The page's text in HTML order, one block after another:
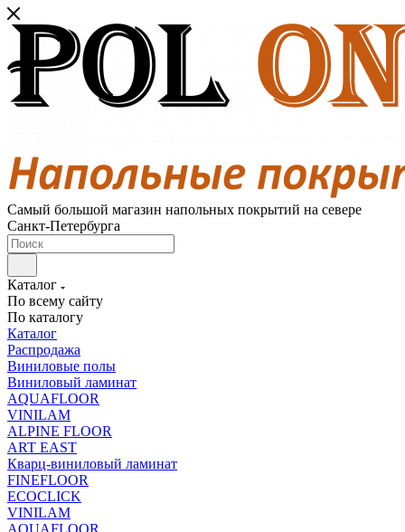
Самый большой магазин напольных покрытий на севере
Санкт-Петербурга
Каталог
По всему сайту
По каталогу
Каталог
Распродажа
Виниловые полы
Виниловый ламинат
AQUAFLOOR
VINILAM
ALPINE FLOOR
ART EAST
Кварц-виниловый ламинат
FINEFLOOR
ECOCLICK
VINILAM
AQUAFLOOR